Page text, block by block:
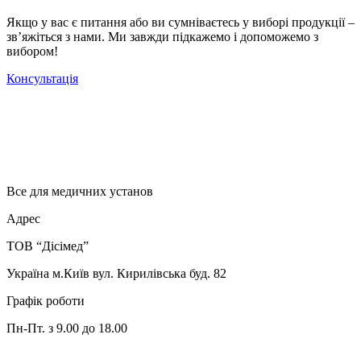
Якщо у вас є питання або ви сумніваєтесь у виборі продукції –
зв’яжіться з нами. Ми завжди підкажемо і допоможемо з
вибором!
Консультація
Все для медичних установ
Адрес
ТОВ “Дісімед”
Україна м.Київ вул. Кирилівська буд. 82
Графік роботи
Пн-Пт. з 9.00 до 18.00